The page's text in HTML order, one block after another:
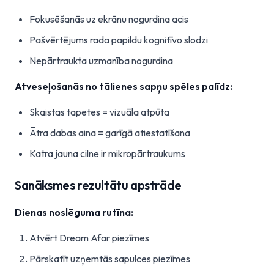
Fokusēšanās uz ekrānu nogurdina acis
Pašvērtējums rada papildu kognitīvo slodzi
Nepārtraukta uzmanība nogurdina
Atveseļošanās no tālienes sapņu spēles palīdz:
Skaistas tapetes = vizuāla atpūta
Ātra dabas aina = garīgā atiestatīšana
Katra jauna cilne ir mikropārtraukums
Sanāksmes rezultātu apstrāde
Dienas noslēguma rutīna:
Atvērt Dream Afar piezīmes
Pārskatīt uzņemtās sapulces piezīmes